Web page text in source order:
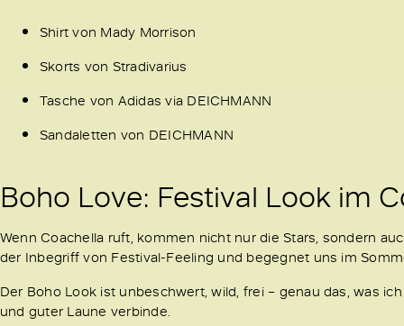
Shirt von Mady Morrison
Skorts von Stradivarius
Tasche von Adidas via DEICHMANN
Sandaletten von DEICHMANN
Boho Love: Festival Look im
Wenn Coachella ruft, kommen nicht nur die Stars, sondern
der Inbegriff von Festival-Feeling und begegnet uns im
Der Boho Look ist unbeschwert, wild, frei – genau das, was
und guter Laune verbinde.